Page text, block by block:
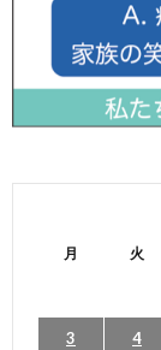
月 火
3 4